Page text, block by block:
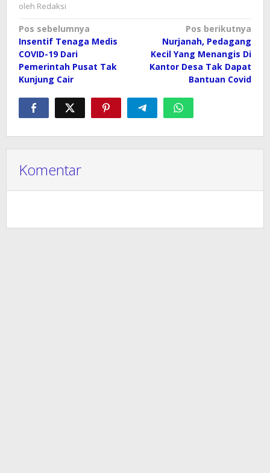
oleh Redaksi
Navigasi
pos
Pos sebelumnya
Insentif Tenaga Medis
COVID-19 Dari
Pemerintah Pusat Tak
Kunjung Cair
Pos berikutnya
Nurjanah, Pedagang
Kecil Yang Menangis Di
Kantor Desa Tak Dapat
Bantuan Covid
Komentar